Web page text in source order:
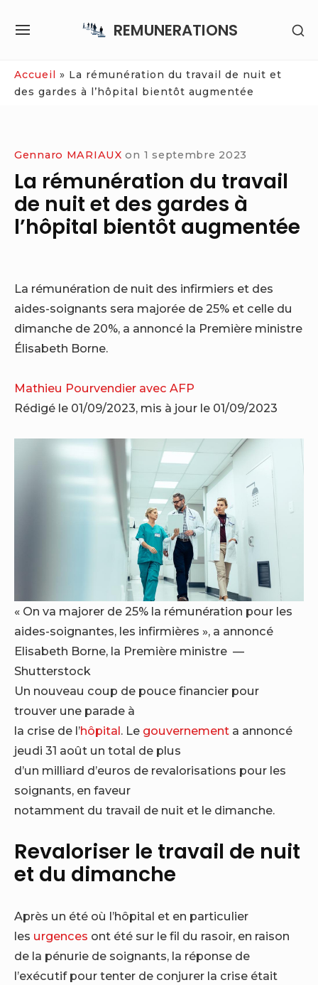
REMUNERATIONS
SITE
Accueil » La rémunération du travail de nuit et
des gardes à l’hôpital bientôt augmentée
Gennaro MARIAUX on 1 septembre 2023
La rémunération du travail
de nuit et des gardes à
l’hôpital bientôt augmentée
La rémunération de nuit des infirmiers et des
aides-soignants sera majorée de 25% et celle du
dimanche de 20%, a annoncé la Première ministre
Élisabeth Borne.
Mathieu Pourvendier avec AFP
Rédigé le 01/09/2023, mis à jour le 01/09/2023
« On va majorer de 25% la rémunération pour les
aides-soignantes, les infirmières », a annoncé
Elisabeth Borne, la Première ministre —
Shutterstock
Un nouveau coup de pouce financier pour
trouver une parade à
la crise de l’hôpital. Le gouvernement a annoncé
jeudi 31 août un total de plus
d’un milliard d’euros de revalorisations pour les
soignants, en faveur
notamment du travail de nuit et le dimanche.
Revaloriser le travail de nuit
et du dimanche
Après un été où l’hôpital et en particulier
les urgences ont été sur le fil du rasoir, en raison
de la pénurie de soignants, la réponse de
l’exécutif pour tenter de conjurer la crise était